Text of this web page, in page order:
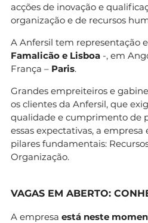
acções de inovação e
organização e de recursos
A Anfersil tem representação
Famalicão e Lisboa -, em
França – Paris.
Grandes empreiteiros e
os clientes da Anfersil, que
qualidade e cumprimento de
essas expectativas, a
pilares fundamentais:
Organização.
VAGAS EM ABERTO:
A empresa está neste